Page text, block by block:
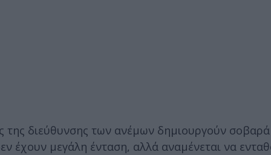
της διεύθυνσης των ανέμων δημιουργούν σοβαρά
έχουν μεγάλη ένταση, αλλά αναμένεται να